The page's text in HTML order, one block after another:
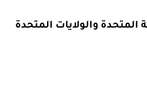
المتحدة والولايات المتحدة